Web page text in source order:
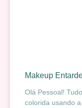
Makeup
Olá Pessoal!
colorida usando